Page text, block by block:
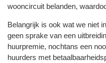
wooncircuit belanden,
Belangrijk is ook wat we niet
geen sprake van een
huurpremie, nochtans een
huurders met